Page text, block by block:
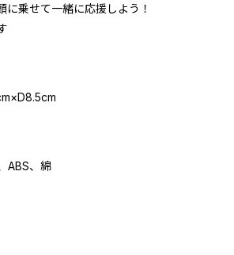
に乗せて一緒に応援しよう！
ABS、綿